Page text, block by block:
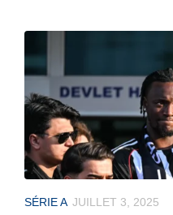
SÉRIE A JUILLET 3, 2025